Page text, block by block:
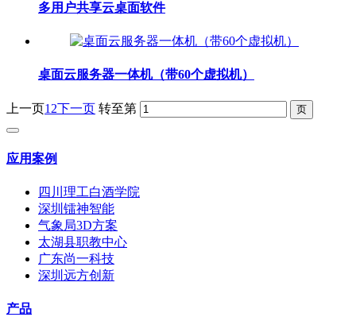
多用户共享云桌面软件
桌面云服务器一体机（带60个虚拟机）
上一页1 2下一页 转至第
应用案例
四川理工白酒学院
深圳镭神智能
气象局3D方案
太湖县职教中心
广东尚一科技
深圳远方创新
产品